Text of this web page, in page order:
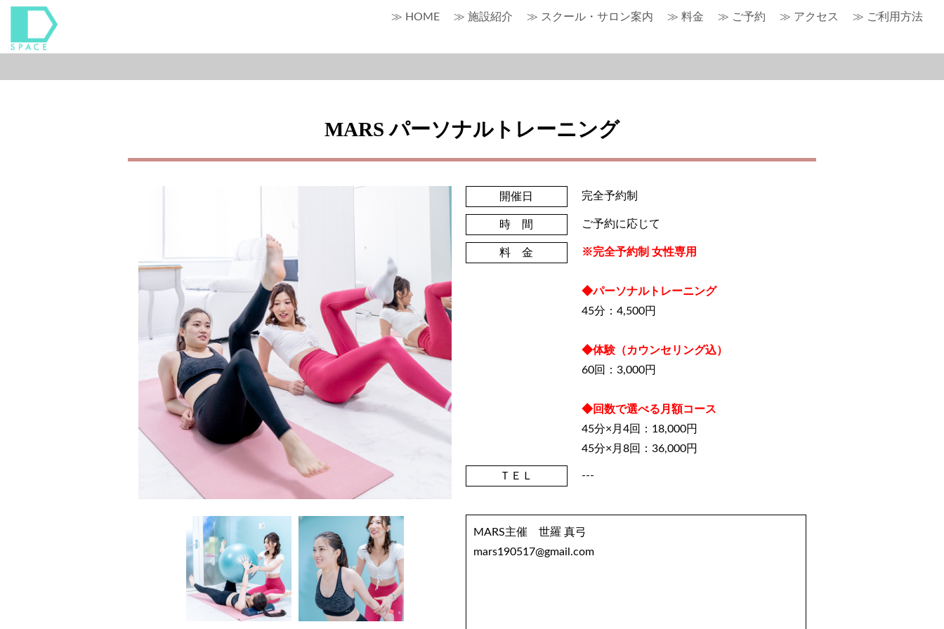
≫ HOME ≫ 施設紹介 ≫ スクール・サロン案内 ≫ 料金 ≫ ご予約 ≫ アクセス ≫ ご利用方法
MARS パーソナルトレーニング
開催日 完全予約制
時 間 ご予約に応じて
料 金 ※完全予約制 女性専用
◆パーソナルトレーニング
45分：4,500円
◆体験（カウンセリング込）
60回：3,000円
◆回数で選べる月額コース
45分×月4回：18,000円
45分×月8回：36,000円
ＴＥＬ ---
MARS主催 世羅 真弓
mars190517@gmail.com